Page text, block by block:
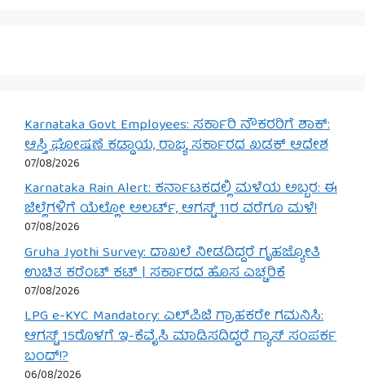
Karnataka Govt Employees: ಸರ್ಕಾರಿ ನೌಕರರಿಗೆ ಶಾಕ್:
ಆಸ್ತಿ ಘೋಷಣೆ ಕಡ್ಡಾಯ, ರಾಜ್ಯ ಸರ್ಕಾರದ ಖಡಕ್ ಆದೇಶ
07/08/2026
Karnataka Rain Alert: ಕರ್ನಾಟಕದಲ್ಲಿ ಮಳೆಯ ಅಬ್ಬರ: ಈ
ಜಿಲ್ಲೆಗಳಿಗೆ ಯೆಲ್ಲೋ ಅಲರ್ಟ್, ಆಗಸ್ಟ್ 11ರ ವರೆಗೂ ಮಳೆ!
07/08/2026
Gruha Jyothi Survey: ದಾಖಲೆ ನೀಡದಿದ್ದರೆ ಗೃಹಜ್ಯೋತಿ
ಉಚಿತ ಕರೆಂಟ್ ಕಟ್ | ಸರ್ಕಾರದ ಹೊಸ ಎಚ್ಚರಿಕೆ
07/08/2026
LPG e-KYC Mandatory: ಎಲ್‌ಪಿಜಿ ಗ್ರಾಹಕರೇ ಗಮನಿಸಿ:
ಆಗಸ್ಟ್ 15ರೊಳಗೆ ಇ-ಕೆವೈಸಿ ಮಾಡಿಸದಿದ್ದರೆ ಗ್ಯಾಸ್ ಸಂಪರ್ಕ
ಬಂದ್!?
06/08/2026